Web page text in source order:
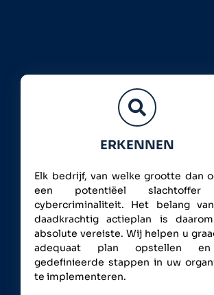
ERKENNEN
Elk bedrijf, van welke grootte dan
een potentiëel slachtoffer
cybercriminaliteit. Het belang
daadkrachtig actieplan is
absolute vereiste. Wij helpen u
adequaat plan opstellen
gedefinieerde stappen in uw
te implementeren.